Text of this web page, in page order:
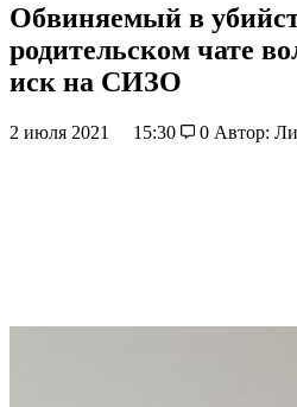
Обвиняемый в
родительском чате
иск на СИЗО
2 июля 2021 15:30 0 Автор: